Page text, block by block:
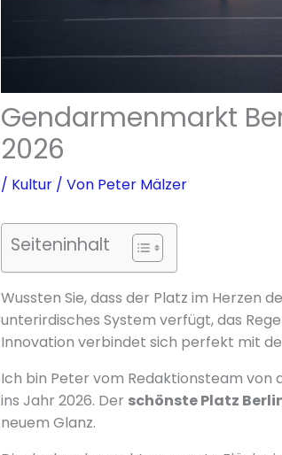
Gendarmenmarkt
2026
/ Kultur/ Von Peter Mälzer
Seiteninhalt
Wussten Sie, dass der Platz im Herzen
unterirdisches System verfügt, das
Innovation verbindet sich perfekt mit
Ich bin Peter vom Redaktionsteam von
ins Jahr 2026. Der schönste Platz
neuem Glanz.